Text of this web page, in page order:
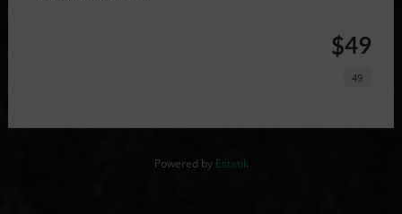
$49
49
Powered by Estatik